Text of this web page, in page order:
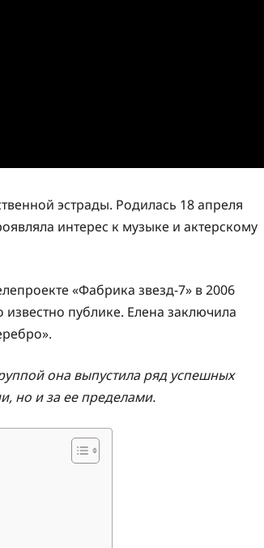
эстрады. Родилась 18 апреля
интерес к музыке и актерскому
«Фабрика звезд-7» в 2006
публике. Елена заключила
она выпустила ряд успешных
но и за ее пределами.